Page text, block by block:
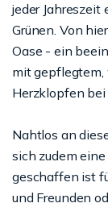
jeder Jahreszeit
Grünen. Von
Oase - ein
mit gepflegtem,
Herzklopfen
Nahtlos an
sich zudem
geschaffen ist
und Freunden